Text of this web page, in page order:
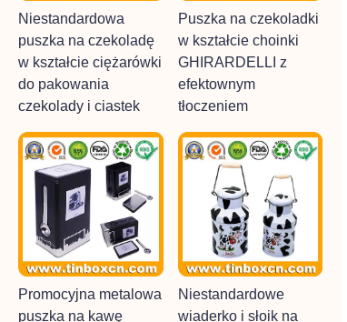
Niestandardowa
puszka na czekoladę
w kształcie ciężarówki
do pakowania
czekolady i ciastek
Puszka na czekoladki
w kształcie choinki
GHIRARDELLI z
efektownym
tłoczeniem
Promocyjna metalowa
puszka na kawę
Niestandardowe
wiaderko i słoik na